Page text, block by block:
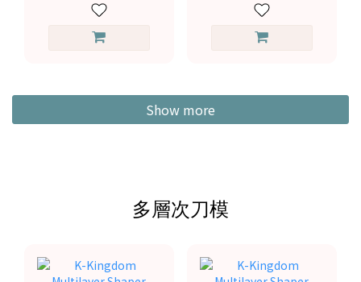
Show more
多層次刀模